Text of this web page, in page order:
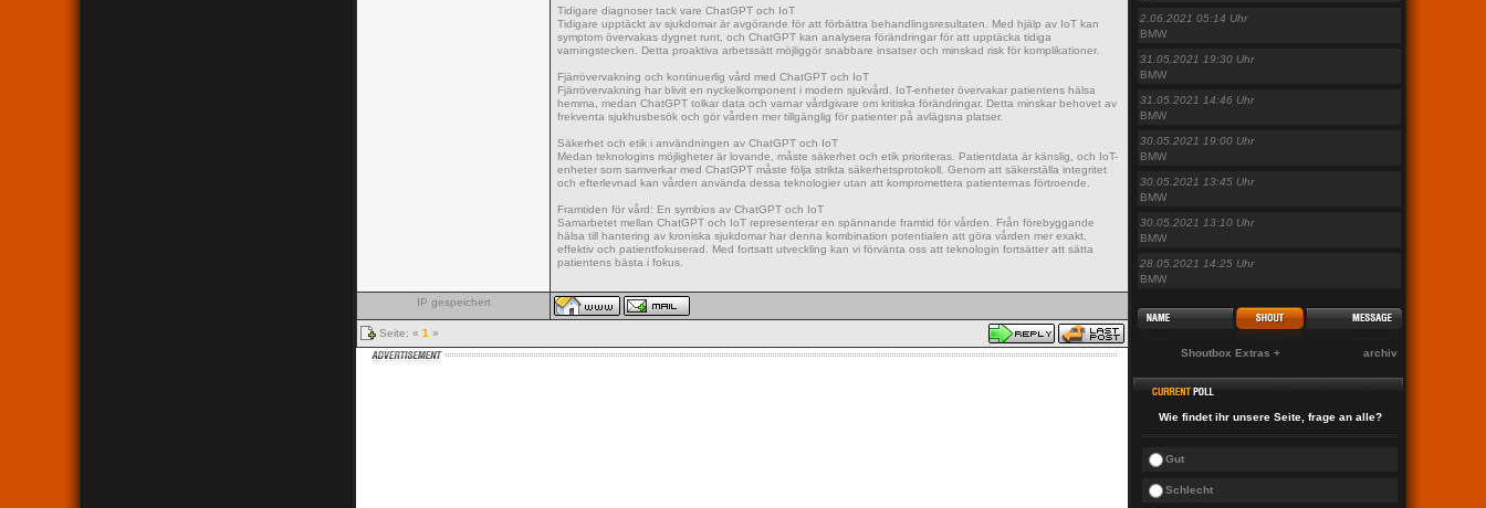
Tidigare diagnoser tack vare ChatGPT och IoT
Tidigare upptäckt av sjukdomar är avgörande för att förbättra behandlingsresultaten. Med hjälp av IoT kan
symptom övervakas dygnet runt, och ChatGPT kan analysera förändringar för att upptäcka tidiga
varningstecken. Detta proaktiva arbetssätt möjliggör snabbare insatser och minskad risk för komplikationer.
Fjärrövervakning och kontinuerlig vård med ChatGPT och IoT
Fjärrövervakning har blivit en nyckelkomponent i modern sjukvård. IoT-enheter övervakar patientens hälsa
hemma, medan ChatGPT tolkar data och varnar vårdgivare om kritiska förändringar. Detta minskar behovet av
frekventa sjukhusbesök och gör vården mer tillgänglig för patienter på avlägsna platser.
Säkerhet och etik i användningen av ChatGPT och IoT
Medan teknologins möjligheter är lovande, måste säkerhet och etik prioriteras. Patientdata är känslig, och IoT-
enheter som samverkar med ChatGPT måste följa strikta säkerhetsprotokoll. Genom att säkerställa integritet
och efterlevnad kan vården använda dessa teknologier utan att kompromettera patienternas förtroende.
Framtiden för vård: En symbios av ChatGPT och IoT
Samarbetet mellan ChatGPT och IoT representerar en spännande framtid för vården. Från förebyggande
hälsa till hantering av kroniska sjukdomar har denna kombination potentialen att göra vården mer exakt,
effektiv och patientfokuserad. Med fortsatt utveckling kan vi förvänta oss att teknologin fortsätter att sätta
patientens bästa i fokus.
IP gespeichert
Seite: « 1 »
2.06.2021 05:14 Uhr
BMW
31.05.2021 19:30 Uhr
BMW
31.05.2021 14:46 Uhr
BMW
30.05.2021 19:00 Uhr
BMW
30.05.2021 13:45 Uhr
BMW
30.05.2021 13:10 Uhr
BMW
28.05.2021 14:25 Uhr
BMW
Shoutbox Extras + archiv
Wie findet ihr unsere Seite, frage an alle?
Gut
Schlecht